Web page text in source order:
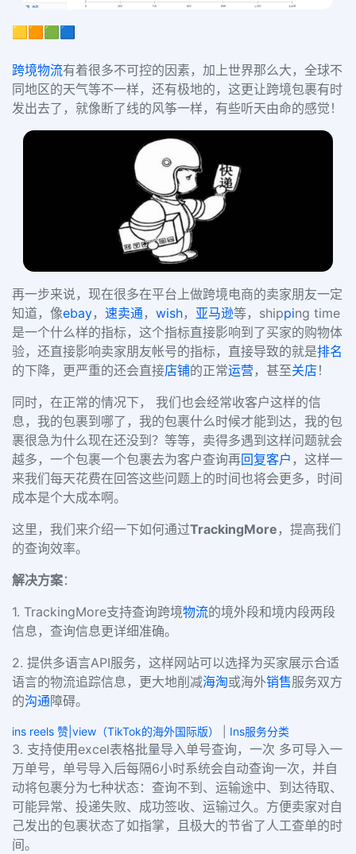
🟨🟧🟩🟦
跨境物流有着很多不可控的因素，加上世界那么大，全球不
同地区的天气等不一样 ，还有极地的，这更让跨境包裹有时
发出去了， 就像断了线的风筝一样，有些听天由命的感觉！
再一步来说，现在很多在平台上做跨境电商的卖家朋友一定
知道，像ebay， 速卖通 ， wish， 亚马逊等，shipping time
是一个什么样的指标，这个指标直接影响到了买家的购物体
验，还直接影响卖家朋友帐号的指标，直接导致的就是排名
的下降，更严重的还会直接店铺的正常运营 ，甚至关店！
同时，在正常的情况下， 我们也会经常收客户这样的信
息，我的包裹到哪了，我的包裹什么时候才能到达，我的包
裹很急为什么现在还没到？等等，卖得多遇到这样问题就会
越多，一个包裹一个包裹去为客户查询再回复客户 ，这样一
来我们每天花费在回答这些问题上的时间也将会更多，时间
成本是个大成本啊。
这里，我们来介绍一下如何通过TrackingMore ，提高我们
的查询效率。
解决方案：
1. TrackingMore支持查询跨境物流的境外段和境内段两段
信息，查询信息更详细准确。
2. 提供多语言API服务，这样网站可以选择为买家展示合适
语言的物流追踪信息，更大地削减海淘或海外销售服务双方
的沟通障碍。
ins reels 赞|view（TikTok的海外国际版） Ins服务分类
3. 支持使用excel表格批量导入单号查询，一次 多可导入一
万单号，单号导入后每隔6小时系统会自动查询一次，并自
动将包裹分为七种状态：查询不到、运输途中、到达待取、
可能异常、投递失败、成功签收、运输过久。方便卖家对自
己发出的包裹状态了如指掌，且极大的节省了人工查单的时
间。